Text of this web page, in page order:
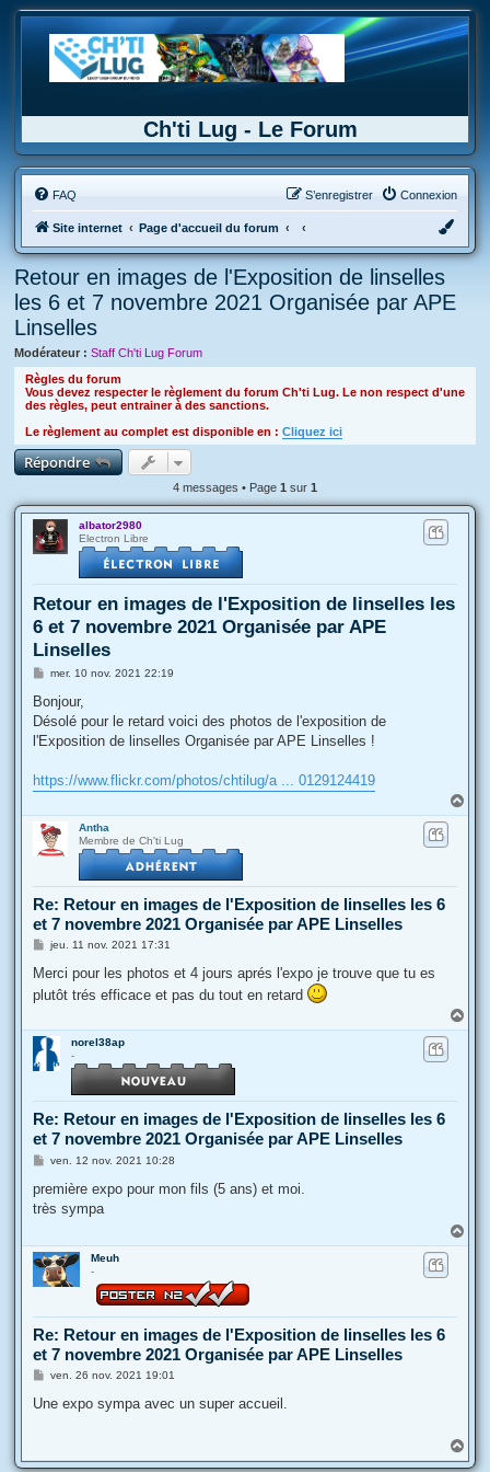
Ch'ti Lug - Le Forum
FAQ Connexion
S’enregistrer
Site internet Page d'accueil du forum
Retour en images de l'Exposition de linselles
les 6 et 7 novembre 2021 Organisée par APE
Linselles
Modérateur : Staff Ch'ti Lug Forum
Règles du forum
Vous devez respecter le règlement du forum Ch'ti Lug. Le non respect d'une
des règles, peut entrainer à des sanctions.
Le règlement au complet est disponible en : Cliquez ici
Répondre
4 messages • Page 1 sur 1
albator2980
Electron Libre
Retour en images de l'Exposition de linselles les
6 et 7 novembre 2021 Organisée par APE
Linselles
M
s
a
g
mer. 10 nov. 2021 22:19
Bonjour,
Désolé pour le retard voici des photos de l'exposition de
l'Exposition de linselles Organisée par APE Linselles !
https://www.flickr.com/photos/chtilug/a ... 0129124419
a
Antha
Membre de Ch'ti Lug
Re: Retour en images de l'Exposition de linselles les 6
et 7 novembre 2021 Organisée par APE Linselles
M
s
a
jeu. 11 nov. 2021 17:31
Merci pour les photos et 4 jours aprés l'expo je trouve que tu es
plutôt trés efficace et pas du tout en retard
a
norel38ap
-
Re: Retour en images de l'Exposition de linselles les 6
et 7 novembre 2021 Organisée par APE Linselles
M
s
a
ven. 12 nov. 2021 10:28
première expo pour mon fils (5 ans) et moi.
très sympa
a
Meuh
-
Re: Retour en images de l'Exposition de linselles les 6
et 7 novembre 2021 Organisée par APE Linselles
M
s
ven. 26 nov. 2021 19:01
Une expo sympa avec un super accueil.
a